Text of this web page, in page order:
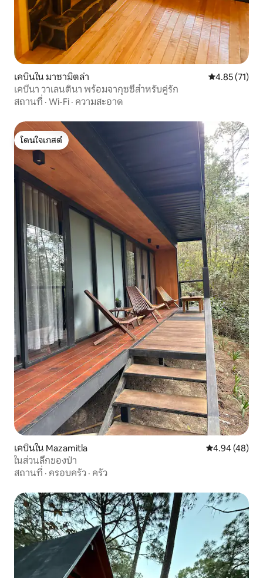
เคบินใน มาซามิตล่า คะแนนเฉลี่ย
4.85 (71)
เคบีนา วาเลนตินา พร้อมจากุซซี่สำหรับคู่รัก
สถานที่ · Wi-Fi · ความสะอาด
โดนใจเกสต์
โดนใจเกสต์
เคบินใน Mazamitla คะแนนเฉลี่ย
4.94 (48)
ในส่วนลึกของป่า
สถานที่ · ครอบครัว · ครัว